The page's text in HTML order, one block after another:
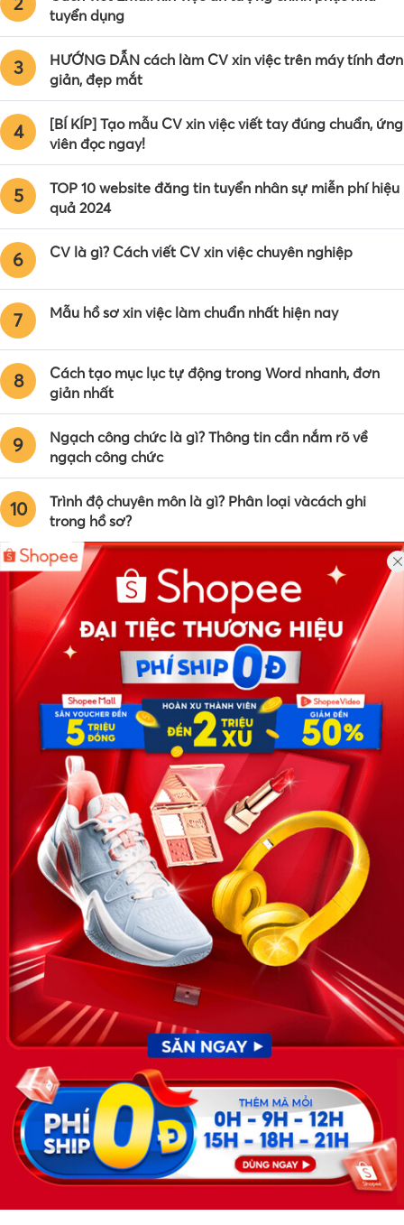
tuyển dụng
3
HƯỚNG DẪN cách làm CV xin việc trên máy tính đơn
giản, đẹp mắt
4
[BÍ KÍP] Tạo mẫu CV xin việc viết tay đúng chuẩn, ứng
viên đọc ngay!
5
TOP 10 website đăng tin tuyển nhân sự miễn phí hiệu
quả 2024
6 CV là gì? Cách viết CV xin việc chuyên nghiệp
7 Mẫu hồ sơ xin việc làm chuẩn nhất hiện nay
8
Cách tạo mục lục tự động trong Word nhanh, đơn
giản nhất
9
Ngạch công chức là gì? Thông tin cần nắm rõ về
ngạch công chức
10
Trình độ chuyên môn là gì? Phân loại vàcách ghi
trong hồ sơ?
Công ty TNHH Eyeplus Online
Địa chỉ: Số 81, ngõ 68, đường Cầu Giấy, Tổ 05, Phường Quan
Hoa, Quận Cầu Giấy, TP Hà Nội, Việt Nam
SĐT: 0981 448 766
Email:
hotro@timviec.com.vn
VỀ CHÚNG TÔI
News.timviec.com.vn là website cung cấp thông tin liên quan đến
nhân sự, nghề nghiệp do Timviec.com.vn vận hành nhằm giúp
doanh nghiệp, nhân sự tuyển dụng, người đi làm, người tìm việc
cập nhật thông tin và đáp ứng được mong muốn của mình.
KẾT NỐI
Giấy phép hoạt động dịch vụ
việc làm số 54/2019/SLĐTBXH-
GP do Sở lao động thương
binh và xã hội cấp ngày 30
tháng 12 năm 2019.